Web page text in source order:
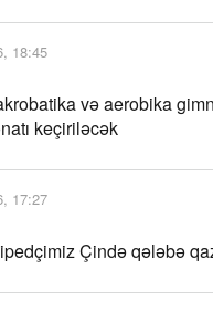
18:45
və aerobika
keçiriləcək
17:27
Çində qələbə